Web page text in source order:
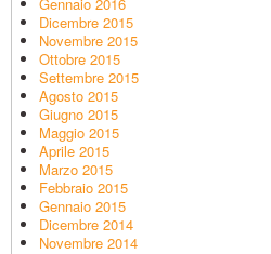
Dicembre 2015
Novembre 2015
Ottobre 2015
Settembre 2015
Agosto 2015
Giugno 2015
Maggio 2015
Aprile 2015
Marzo 2015
Febbraio 2015
Gennaio 2015
Dicembre 2014
Novembre 2014